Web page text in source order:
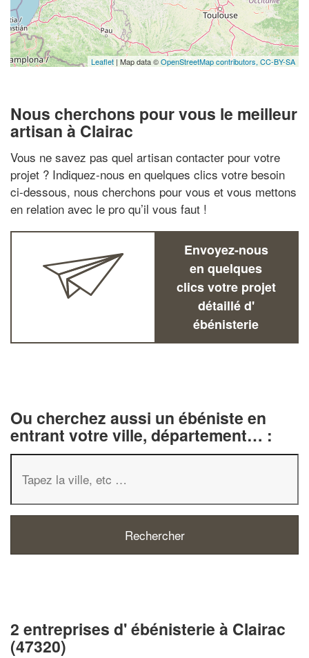
Leaflet | Map data ©OpenStreetMap contributors, CC-BY-SA
Nous cherchons pour vous le meilleur
artisan à Clairac
Vous ne savez pas quel artisan contacter pour votre
projet ? Indiquez-nous en quelques clics votre besoin
ci-dessous, nous cherchons pour vous et vous mettons
en relation avec le pro qu’il vous faut !
Envoyez-nous
en quelques
clics votre projet
détaillé d'
ébénisterie
Ou cherchez aussi un ébéniste en
entrant votre ville, département… :
2 entreprises d' ébénisterie à Clairac
(47320)